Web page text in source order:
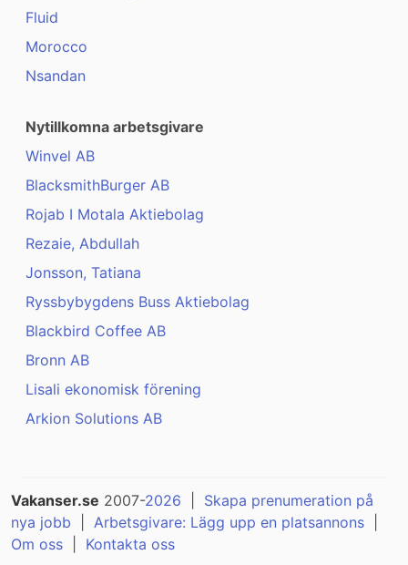
Fluid
Morocco
Nsandan
Nytillkomna arbetsgivare
Winvel AB
BlacksmithBurger AB
Rojab I Motala Aktiebolag
Rezaie, Abdullah
Jonsson, Tatiana
Ryssbybygdens Buss Aktiebolag
Blackbird Coffee AB
Bronn AB
Lisali ekonomisk förening
Arkion Solutions AB
Vakanser.se 2007-2026
Skapa prenumeration på
nya jobb
Arbetsgivare: Lägg upp en platsannons
Om oss
Kontakta oss